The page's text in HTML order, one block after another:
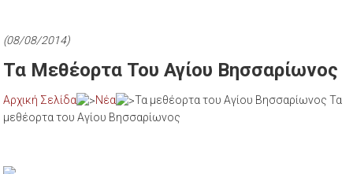
Τυρνάβου
Εκκλησία
Ελλάδος
(08/08/2014)
Τα Μεθέορτα Του Αγίου Βησσαρίωνος
Αρχική Σελίδα Νέα
Τα μεθέορτα του Αγίου Βησσαρίωνος Τα
μεθέορτα του Αγίου Βησσαρίωνος